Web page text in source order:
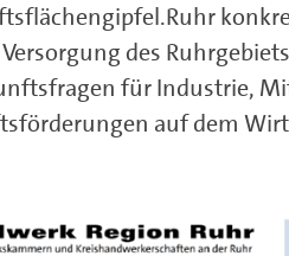
des
für Industrie,
auf dem